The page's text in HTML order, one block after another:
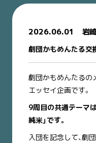
2026.06.01 岩
劇団かもめんたる交
劇団かもめんたるの
エッセイ企画です。
9周目の共通テーマは
純米」です。
入団を記念して、劇